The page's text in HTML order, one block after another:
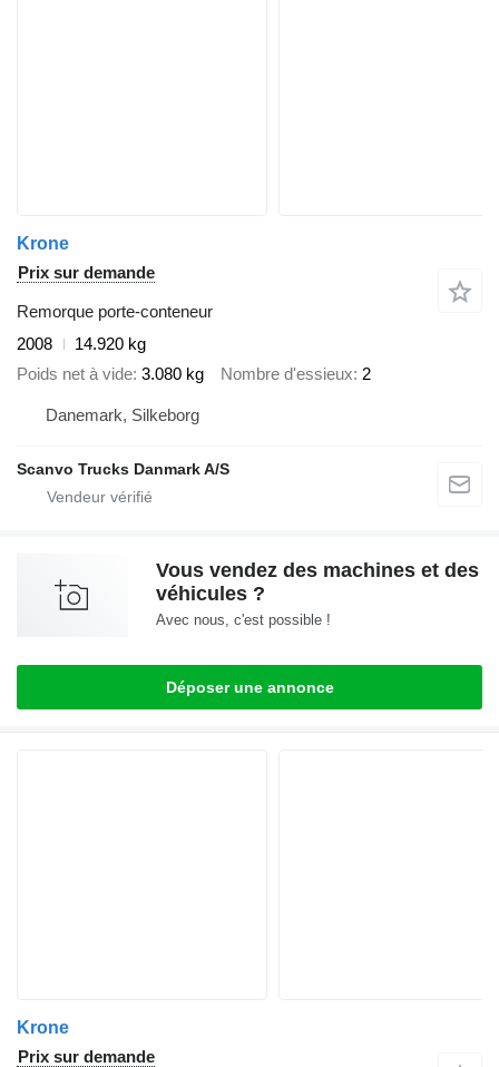
Krone
Prix sur demande
Remorque porte-conteneur
2008
14.920 kg
Poids net à vide 3.080 kg Nombre d'essieux 2
Danemark, Silkeborg
Scanvo Trucks Danmark A/S
Vous vendez des machines et des
véhicules ?
Avec nous, c'est possible !
Déposer une annonce
Krone
Prix sur demande